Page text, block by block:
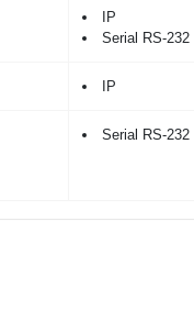
IP
Serial RS-232
IP
Serial RS-232